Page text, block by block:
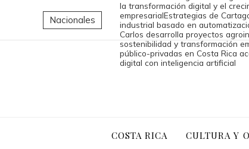
Nacionales
la transformación digital y el
empresarialEstrategias de
industrial basado en
Carlos desarrolla proyectos
sostenibilidad y transformación
público-privadas en Costa Rica
digital con inteligencia artificial
COSTA RICA CULTURA Y